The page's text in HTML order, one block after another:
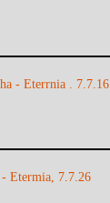
- Eterrnia . 7.7.16
Etermia, 7.7.26